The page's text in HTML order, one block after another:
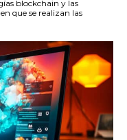
blockchain y las
que se realizan las